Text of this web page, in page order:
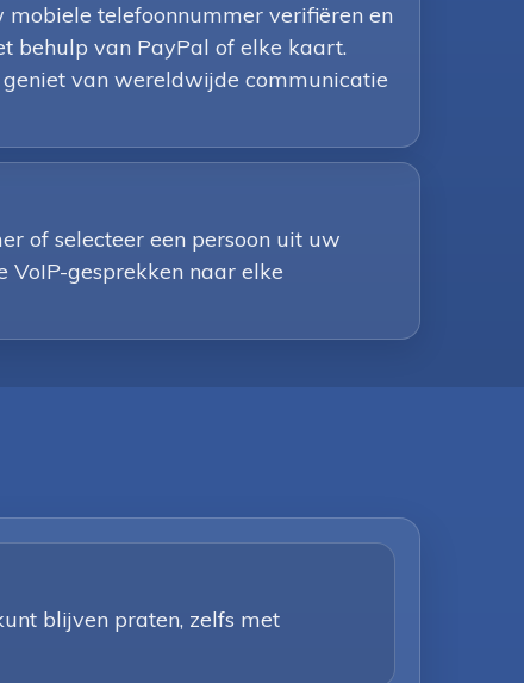
mobiele telefoonnummer verifiëren en
behulp van PayPal of elke kaart.
van wereldwijde communicatie
of selecteer een persoon uit uw
VoIP-gesprekken naar elke
blijven praten, zelfs met